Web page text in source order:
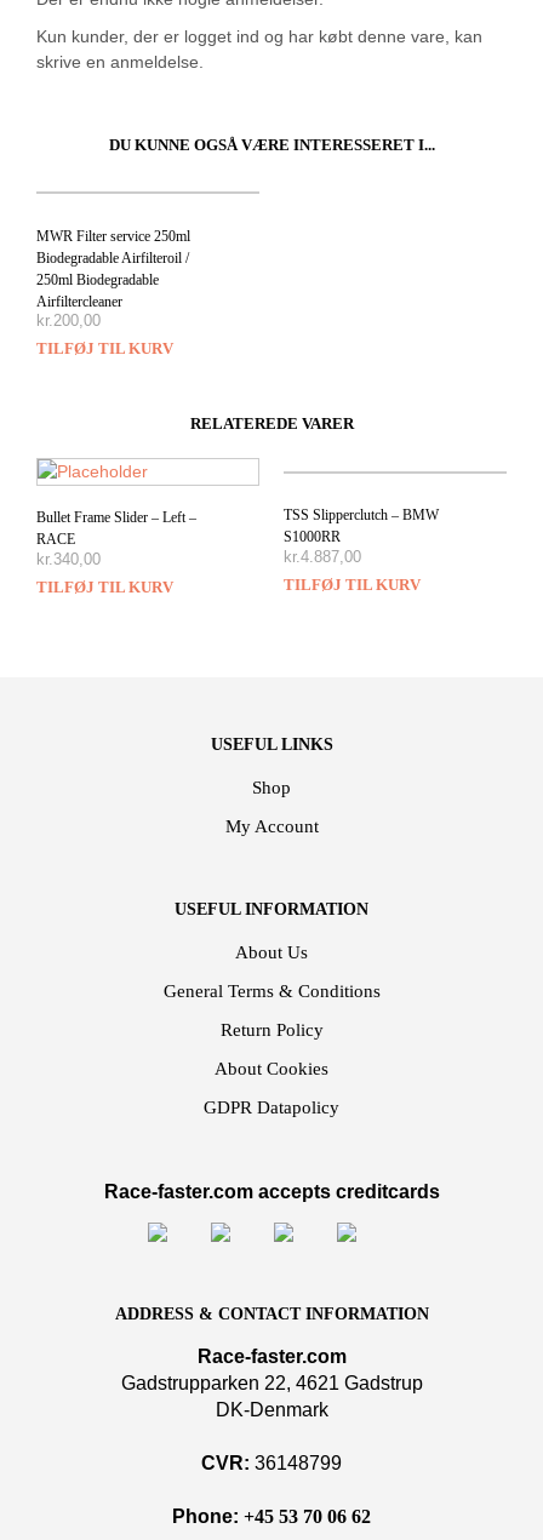
Kun kunder, der er logget ind og har købt denne vare, kan
skrive en anmeldelse.
DU KUNNE OGSÅ VÆRE INTERESSERET I...
MWR Filter service 250ml
Biodegradable Airfilteroil /
250ml Biodegradable
Airfiltercleaner
kr.200,00
TILFØJ TIL KURV
RELATEREDE VARER
Bullet Frame Slider – Left –
RACE
kr.340,00
TILFØJ TIL KURV
TSS Slipperclutch – BMW
S1000RR
kr.4.887,00
TILFØJ TIL KURV
USEFUL LINKS
Shop
My Account
USEFUL INFORMATION
About Us
General Terms & Conditions
Return Policy
About Cookies
GDPR Datapolicy
Race-faster.com accepts creditcards
ADDRESS & CONTACT INFORMATION
Race-faster.com
Gadstrupparken 22, 4621 Gadstrup
DK-Denmark
CVR: 36148799
Phone: +45 53 70 06 62